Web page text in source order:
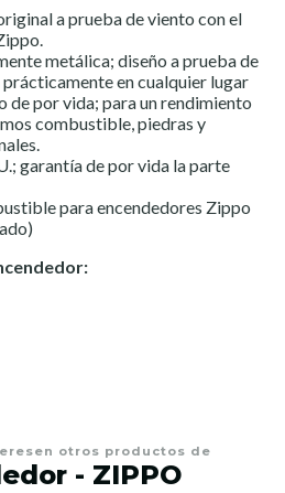
a prueba de viento con el
metálica; diseño a prueba de
en cualquier lugar
de por vida; para un rendimiento
combustible, piedras y
garantía de por vida la parte
para encendedores Zippo
otros productos de
- ZIPPO